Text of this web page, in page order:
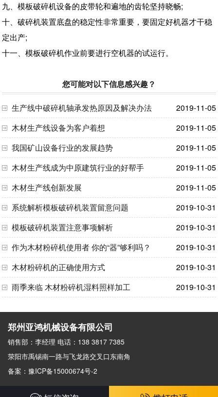
九、模板破碎机设备的皮带轮和遍地的齿轮坚持晓畅;
十、破碎机装置底盘的稳定性非常重要，要固定好机器才干稳
定出产;
十一、模板破碎机作业前要进行空机器的试运行。
您可能对以下信息感兴趣？
2019-11-05
生产线中破碎机轴承发热原因及解决办法
2019-11-05
木材生产线设备为客户着想
2019-11-05
我国矿山设备行业的发展趋势
2019-11-05
木材生产线成为中原建筑行业的好帮手
2019-11-05
木材生产线创新发展
2019-10-31
系统解析模板破碎机装置留意问题
2019-10-31
模板破碎机装置注意事项解析
2019-10-31
作为木材粉碎机使用者 你的“器”够利吗？
2019-10-31
木材粉碎机的正确使用方式
2019-10-31
雨季来临 木材粉碎机湿料照样加工
郑州亚鸿机械设备有限公司
销售部：李经理 电话：138 3817 7385
荥阳市禹锡南一路与飞龙路交叉口东南角
备案：豫ICP备15000674号-2